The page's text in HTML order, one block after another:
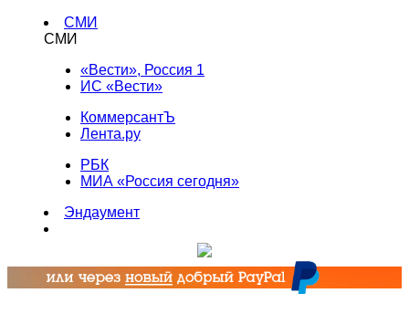
СМИ
СМИ
«Вести», Россия 1
ИС «Вести»
КоммерсантЪ
Лента.ру
РБК
МИА «Россия сегодня»
Эндаумент